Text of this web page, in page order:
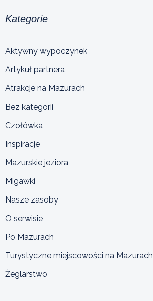
Kategorie
Aktywny wypoczynek
Artykuł partnera
Atrakcje na Mazurach
Bez kategorii
Czołówka
Inspiracje
Mazurskie jeziora
Migawki
Nasze zasoby
O serwisie
Po Mazurach
Turystyczne miejscowości na Mazurach
Żeglarstwo